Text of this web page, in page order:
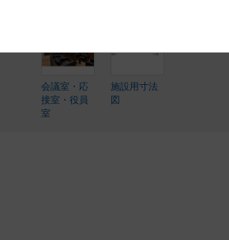
会議室・応
接室・役員
室
施設用寸法
図